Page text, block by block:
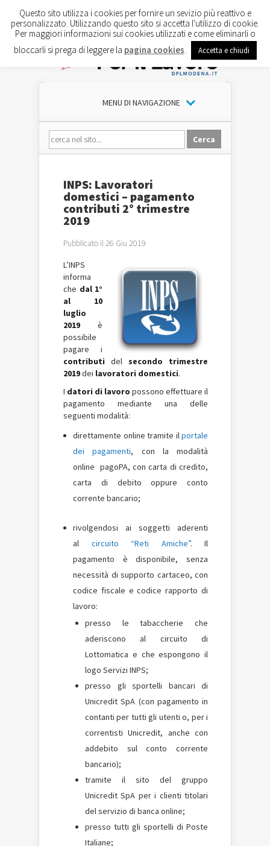
MENU DI NAVIGAZIONE
INPS: Lavoratori
domestici – pagamento
contributi 2° trimestre
2019
Pubblicato il 26 Giu 2019
L’INPS
informa
che dal 1°
al 10
luglio
2019 è
possibile
pagare i
contributi del secondo trimestre
2019dei lavoratori domestici.
I datori di lavoro possono effettuare il
pagamento mediante una delle
seguenti modalità:
direttamente online tramite ilportale
dei pagamenti, con la modalità
online pagoPA, con carta di credito,
carta di debito oppure conto
corrente bancario;
rivolgendosi ai soggetti aderenti
al circuito “Reti Amiche”. Il
pagamento è disponibile, senza
necessità di supporto cartaceo, con
codice fiscale e codice rapporto di
lavoro:
presso le tabaccherie che
aderiscono al circuito di
Lottomatica e che espongono il
logo Servizi INPS;
presso gli sportelli bancari di
Unicredit SpA (con pagamento in
contanti per tutti gli utenti o, per i
correntisti Unicredit, anche con
addebito sul conto corrente
bancario);
tramite il sito del gruppo
Unicredit SpA per i clienti titolari
del servizio di banca online;
presso tutti gli sportelli di Poste
Italiane;
Questo sito utilizza i cookies per fornire un sevizio più reattivo e
personalizzato. Utilizzando questo sito si accetta l'utilizzo di cookie.
Per maggiori informazioni sui cookies utilizzati e come eliminarli o
bloccarli si prega di leggere la pagina cookies Accetta e chiudi